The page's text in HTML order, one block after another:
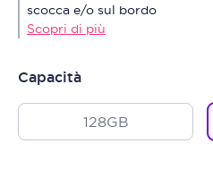
scocca e/o sul bordo
Scopri di più
Capacità
128GB